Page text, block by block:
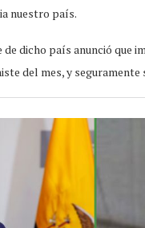
nuestro país.
dicho país anunció que
del mes, y seguramente